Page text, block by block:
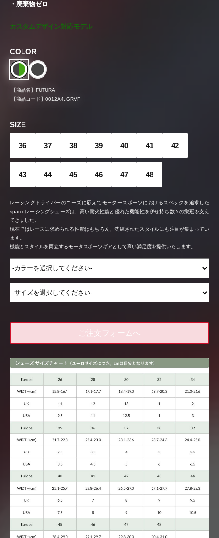
・廃棄物ゼロ
カスタムデザイン対応モデル
COLOR
【商品名】 FUTURA
【商品コード】 0012A4..GRVF
SIZE
36 37 38 39 40 41 42
43 44 45 46 47 48
レーシングドライバーのニーズに応えてモータースポーツにおけるスペックを追求した
sparcoレーシングシューズは、高い耐火性能と優れた機能性を併せ持ち数々の栄冠を支え
てきました。
現在ではレースに求められる性能はもちろん、洗練されたスタイルにも注目が集まってい
ます。
機能とスタイルを両立するモータスポーツギアとして高い満足度を提供いたします。
ご注文フォームへ